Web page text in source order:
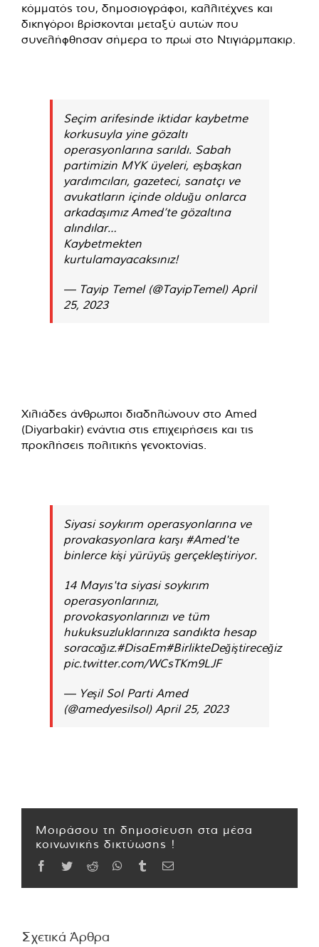
κόμματός του, δημοσιογράφοι, καλλιτέχνες και
δικηγόροι βρίσκονται μεταξύ αυτών που
συνελήφθησαν σήμερα το πρωί στο Ντιγιάρμπακιρ.
Seçim arifesinde iktidar kaybetme
korkusuyla yine gözaltı
operasyonlarına sarıldı. Sabah
partimizin MYK üyeleri, eşbaşkan
yardımcıları, gazeteci, sanatçı ve
avukatların içinde olduğu onlarca
arkadaşımız Amed’te gözaltına
alındılar…
Kaybetmekten
kurtulamayacaksınız!
— Tayip Temel (@TayipTemel) April
25, 2023
Χιλιάδες άνθρωποι διαδηλώνουν στο Amed
(Diyarbakir) ενάντια στις επιχειρήσεις και τις
προκλήσεις πολιτικής γενοκτονίας.
Siyasi soykırım operasyonlarına ve
provakasyonlara karşı #Amed'te
binlerce kişi yürüyüş gerçekleştiriyor.
14 Mayıs'ta siyasi soykırım
operasyonlarınızı,
provokasyonlarınızı ve tüm
hukuksuzluklarınıza sandıkta hesap
soracağız.#DisaEm#BirlikteDeğiştireceğiz
pic.twitter.com/WCsTKm9LJF
— Yeşil Sol Parti Amed
(@amedyesilsol) April 25, 2023
Μοιράσου τη δημοσίευση στα μέσα
κοινωνικής δικτύωσης !
Facebook
TwitterReddit WhatsApp
TumblrEmail
Σχετικά Άρθρα